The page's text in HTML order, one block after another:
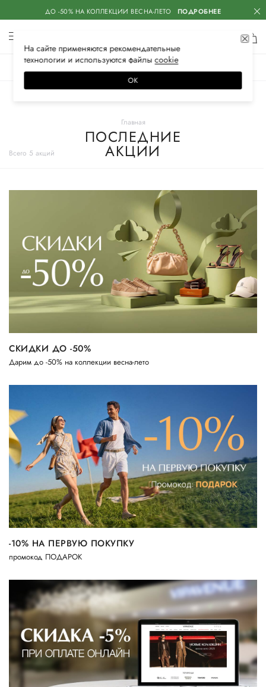
ДО -50% НА КОЛЛЕКЦИИ ВЕСНА-ЛЕТО ПОДРОБНЕЕ
Всего 5 акций
Главная
ПОСЛЕДНИЕ
АКЦИИ
СКИДКИ ДО -50%
Дарим до -50% на коллекции весна-лето
-10% НА ПЕРВУЮ ПОКУПКУ
промокод ПОДАРОК
На сайте применяются рекомендательные
технологии и используются файлысооkiе
ОК